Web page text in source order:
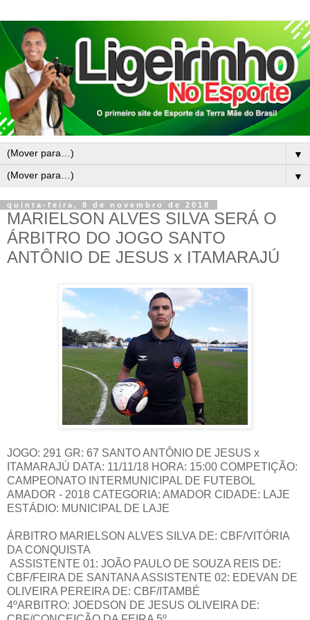
▼
▼
quinta-feira, 8 de novembro de 2018
MARIELSON ALVES SILVA SERÁ O
ÁRBITRO DO JOGO SANTO
ANTÔNIO DE JESUS x ITAMARAJÚ
JOGO: 291 GR: 67 SANTO ANTÔNIO DE JESUS x
ITAMARAJÚ DATA: 11/11/18 HORA: 15:00 COMPETIÇÃO:
CAMPEONATO INTERMUNICIPAL DE FUTEBOL
AMADOR - 2018 CATEGORIA: AMADOR CIDADE: LAJE
ESTÁDIO: MUNICIPAL DE LAJE
ÁRBITRO MARIELSON ALVES SILVA DE: CBF/VITÓRIA
DA CONQUISTA
ASSISTENTE 01: JOÃO PAULO DE SOUZA REIS DE:
CBF/FEIRA DE SANTANA ASSISTENTE 02: EDEVAN DE
OLIVEIRA PEREIRA DE: CBF/ITAMBÉ
4ºARBITRO: JOEDSON DE JESUS OLIVEIRA DE: